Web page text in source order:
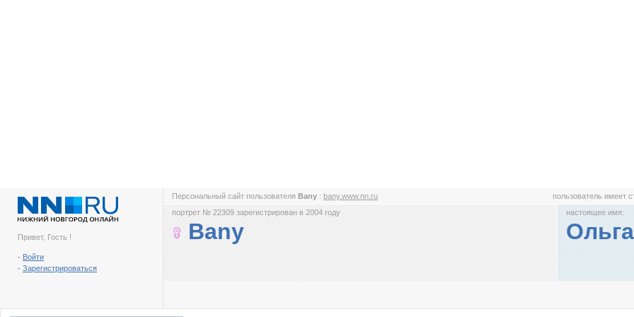
Привет, Гость !
- Войти
- Зарегистрироваться
Персональный сайт пользователя Bany : bany.www.nn.ru пользователь имеет
портрет № 22309 зарегистрирован в 2004 году
Bany
настоящее имя:
Ольга